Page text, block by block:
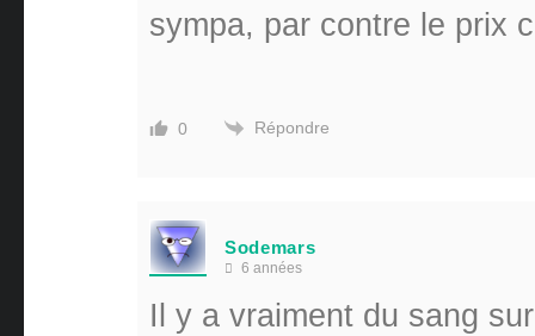
sympa, par contre le prix
0 Répondre
Sodemars
6 années
Il y a vraiment du sang